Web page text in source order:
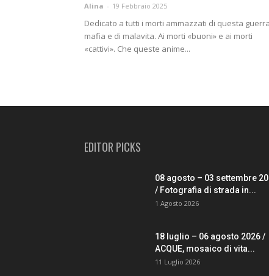
Alina - 19 Febbraio 2025
Dedicato a tutti i morti ammazzati di questa
mafia e di malavita. Ai morti «buoni» e ai morti
«cattivi». Che queste anime...
EDITOR PICKS
08 agosto – 03 settembre
/ Fotografia di strada in...
1 Agosto 2026
18 luglio – 06 agosto 2026 /
ACQUE, mosaico di vita...
11 Luglio 2026